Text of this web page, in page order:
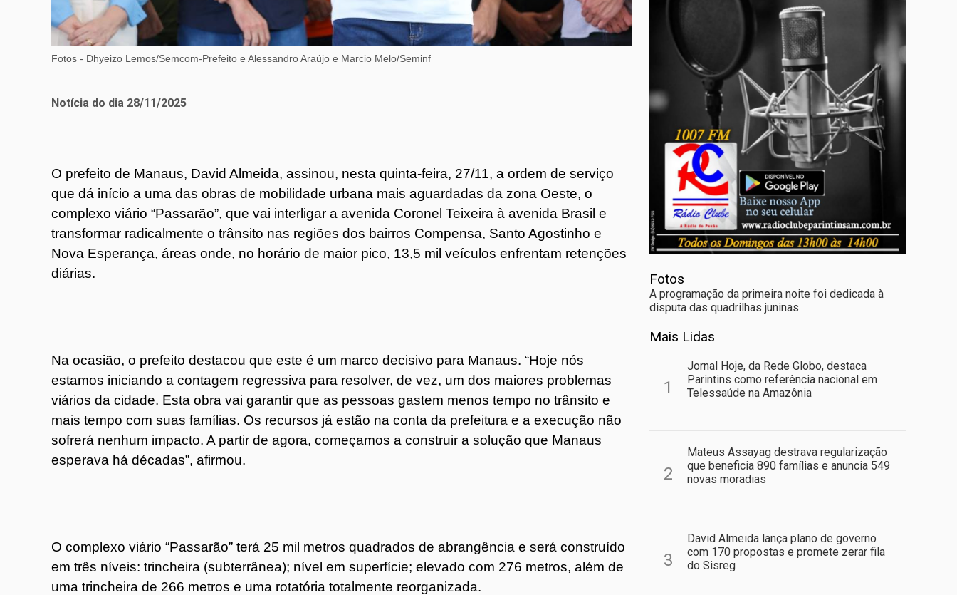
Fotos - Dhyeizo Lemos/Semcom-Prefeito e Alessandro Araújo e Marcio Melo/Seminf
Notícia do dia 28/11/2025
O prefeito de Manaus, David Almeida, assinou, nesta quinta-feira, 27/11, a ordem de serviço
que dá início a uma das obras de mobilidade urbana mais aguardadas da zona Oeste, o
complexo viário “Passarão”, que vai interligar a avenida Coronel Teixeira à avenida Brasil e
transformar radicalmente o trânsito nas regiões dos bairros Compensa, Santo Agostinho e
Nova Esperança, áreas onde, no horário de maior pico, 13,5 mil veículos enfrentam retenções
diárias.
Na ocasião, o prefeito destacou que este é um marco decisivo para Manaus. “Hoje nós
estamos iniciando a contagem regressiva para resolver, de vez, um dos maiores problemas
viários da cidade. Esta obra vai garantir que as pessoas gastem menos tempo no trânsito e
mais tempo com suas famílias. Os recursos já estão na conta da prefeitura e a execução não
sofrerá nenhum impacto. A partir de agora, começamos a construir a solução que Manaus
esperava há décadas”, afirmou.
O complexo viário “Passarão” terá 25 mil metros quadrados de abrangência e será construído
em três níveis: trincheira (subterrânea); nível em superfície; elevado com 276 metros, além de
uma trincheira de 266 metros e uma rotatória totalmente reorganizada.
Fotos
A programação da primeira noite foi dedicada à
disputa das quadrilhas juninas
Mais Lidas
1
Jornal Hoje, da Rede Globo, destaca
Parintins como referência nacional em
Telessaúde na Amazônia
2
Mateus Assayag destrava regularização
que beneficia 890 famílias e anuncia 549
novas moradias
3
David Almeida lança plano de governo
com 170 propostas e promete zerar fila
do Sisreg